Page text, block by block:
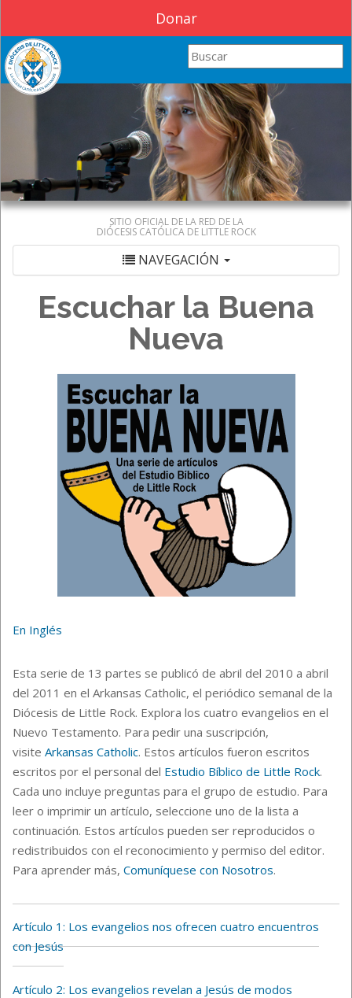
Donar
Search this site
SITIO OFICIAL DE LA RED DE LA
DIÓCESIS CATÓLICA DE LITTLE ROCK
NAVEGACIÓN
Escuchar la Buena
Nueva
En Inglés
Esta serie de 13 partes se publicó de abril del 2010 a abril
del 2011 en el Arkansas Catholic, el periódico semanal de la
Diócesis de Little Rock. Explora los cuatro evangelios en el
Nuevo Testamento. Para pedir una suscripción,
visite Arkansas Catholic. Estos artículos fueron escritos
escritos por el personal del Estudio Bíblico de Little Rock.
Cada uno incluye preguntas para el grupo de estudio. Para
leer o imprimir un artículo, seleccione uno de la lista a
continuación. Estos artículos pueden ser reproducidos o
redistribuidos con el reconocimiento y permiso del editor.
Para aprender más, Comuníquese con Nosotros.
Artículo 1: Los evangelios nos ofrecen cuatro encuentros
con Jesús
Artículo 2: Los evangelios revelan a Jesús de modos